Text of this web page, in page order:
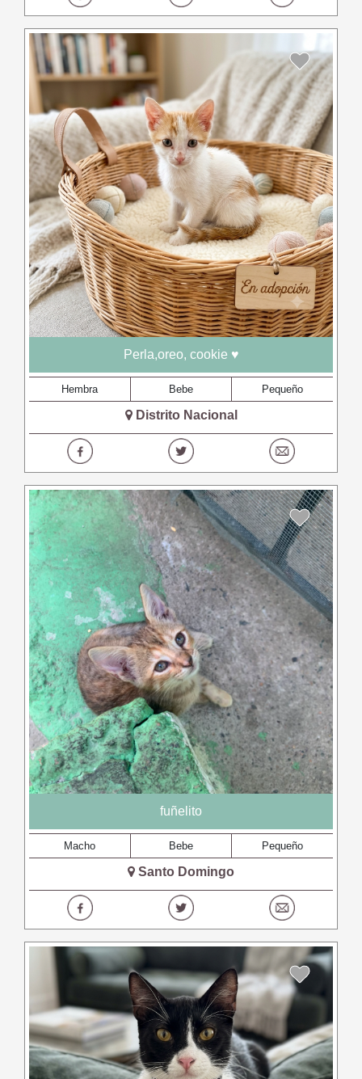
Perla,oreo, cookie ♥
Hembra Bebe Pequeño
Distrito Nacional
fuñelito
Macho Bebe Pequeño
Santo Domingo